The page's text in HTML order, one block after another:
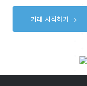
거래 시작하기